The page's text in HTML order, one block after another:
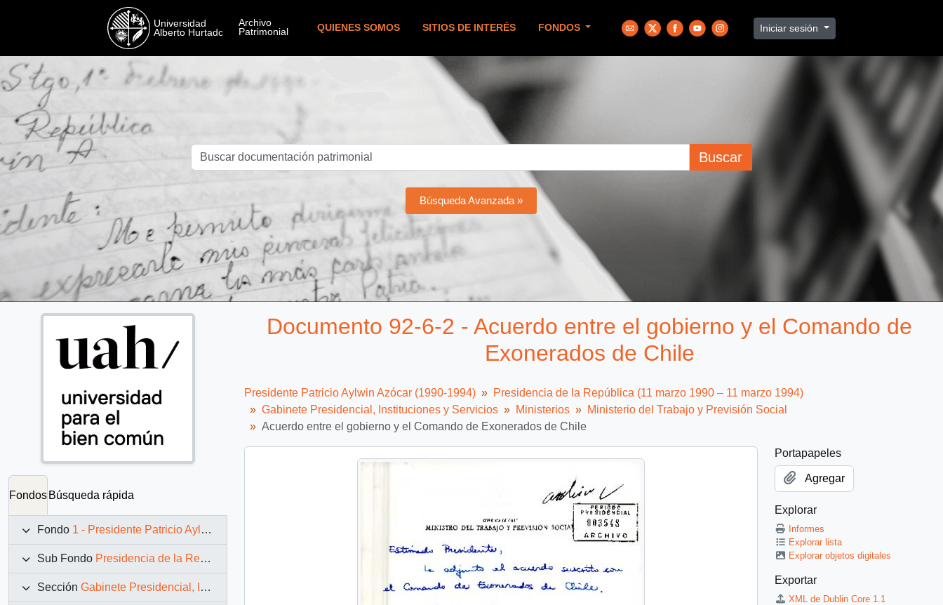
QUIENES SOMOS SITIOS DE INTERÉS FONDOS Iniciar sesión
Buscar
Búsqueda Avanzada »
Fondos Búsqueda rápida
Fondo 1 - Presidente Patricio Aylwin Azócar (1990-1994)
Sub Fondo Presidencia de la República (11 marzo 1990 – 11 marzo 1994)
Sección Gabinete Presidencial, Instituciones y Servicios
Documento 92-6-2 - Acuerdo entre el gobierno y el Comando de
Exonerados de Chile
Presidente Patricio Aylwin Azócar (1990-1994)
Presidencia de la República (11 marzo 1990 – 11 marzo 1994)
Gabinete Presidencial, Instituciones y Servicios
Ministerios
Ministerio del Trabajo y Previsión Social
Acuerdo entre el gobierno y el Comando de Exonerados de Chile
Portapapeles
Agregar
Explorar
Informes
Explorar lista
Explorar objetos digitales
Exportar
XML de Dublin Core 1.1